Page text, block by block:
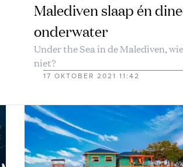
Malediven slaap én
onderwater
Under the Sea in de Malediven,
niet?
17 OKTOBER 2021 11:42